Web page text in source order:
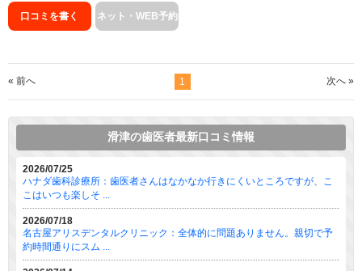
口コミを書く ネット・WEB予約
« 前へ 1 次へ »
滑津の歯医者最新口コミ情報
2026/07/25
ハナダ歯科診療所：歯医者さんはなかなか行きにくいところですが、こ
こはいつも楽しそ ...
2026/07/18
名古屋アリスデンタルクリニック：全体的に問題ありません。親切で予
約時間通りにスム ...